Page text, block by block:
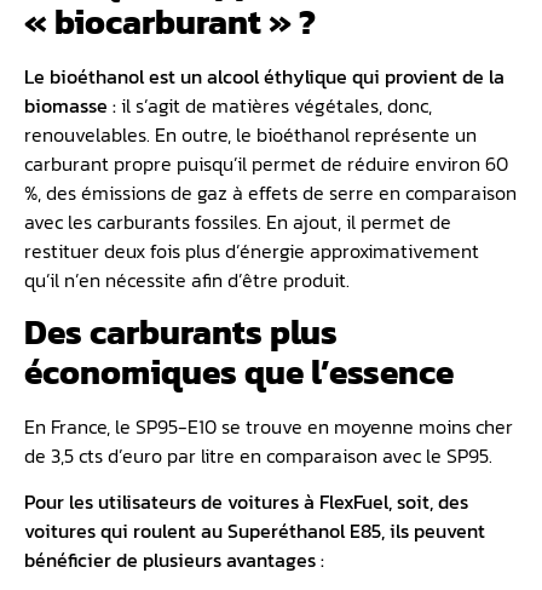
« biocarburant » ?
Le bioéthanol est un alcool éthylique qui provient de la
biomasse :il s’agit de matières végétales, donc,
renouvelables. En outre, le bioéthanol représente un
carburant propre puisqu’il permet de réduire environ 60
%, des émissions de gaz à effets de serre en comparaison
avec les carburants fossiles. En ajout, il permet de
restituer deux fois plus d’énergie approximativement
qu’il n’en nécessite afin d’être produit.
Des carburants plus
économiques que l’essence
En France, le SP95-E10 se trouve en moyenne moins cher
de 3,5 cts d’euro par litre en comparaison avec le SP95.
Pour les utilisateurs de voitures à FlexFuel, soit, des
voitures qui roulent auSuperéthanol E85, ils peuvent
bénéficier de plusieurs avantages :